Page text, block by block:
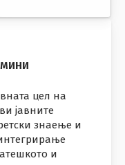
цел на
јавните
знаење и
и